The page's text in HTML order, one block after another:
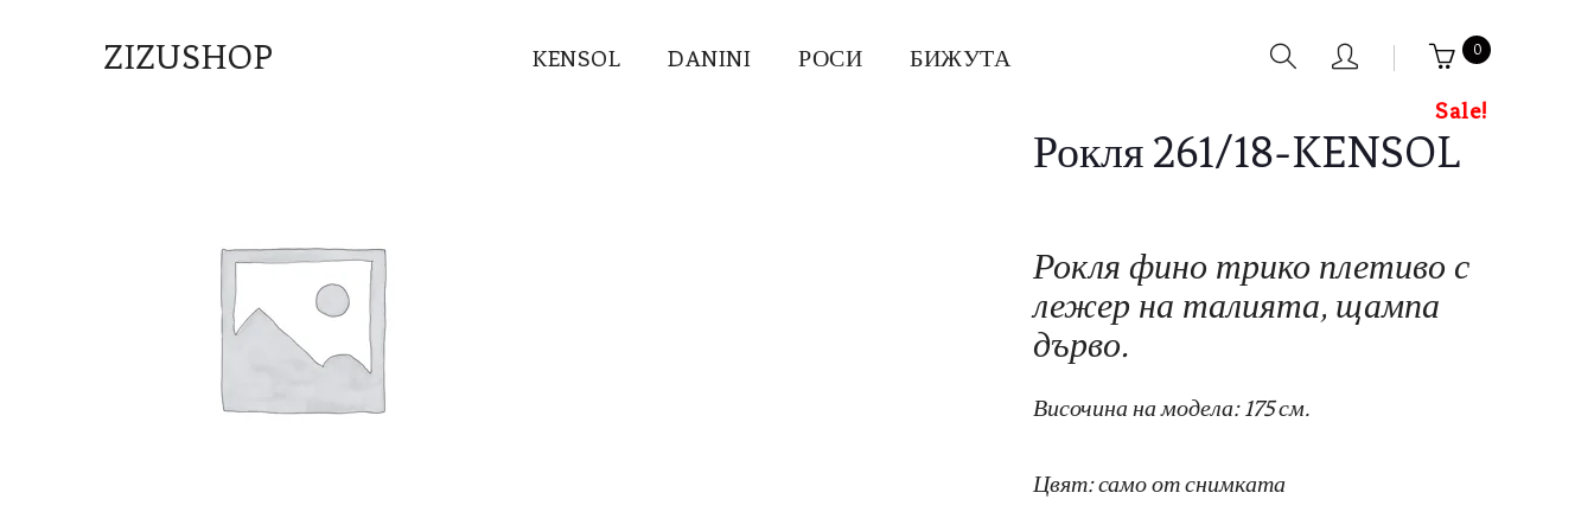
ZIZUSHOP KENSOL DANINI РОСИ БИЖУТА 0
Рокля 261/18-KENSOL
Sale!
Рокля фино трико плетиво с
лежер на талията, щампа
дърво.
Височина на модела: 175 см.
Цвят: само от снимката